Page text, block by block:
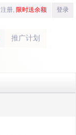
注册, 限时送余额 登录
推广计划